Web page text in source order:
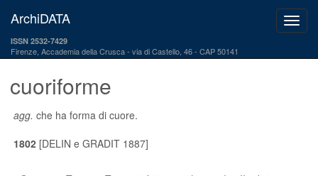
ArchiDATA
ISSN 2532-7429
Firenze, Accademia della Crusca via di Castello, 46 - CAP 50141
cuoriforme
agg. che ha forma di cuore.
1802[DELIN e GRADIT 1887]